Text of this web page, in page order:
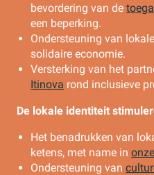
bevordering van de
een beperking.
Ondersteuning van
solidaire economie.
Versterking van het
Itinova rond inclusieve
De lokale identiteit
Het benadrukken van
ketens, met name in
Ondersteuning van